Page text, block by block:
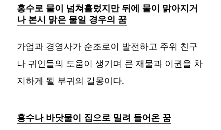
홍수로 물이 넘쳐흘렀지만 뒤에 물이 맑아지거
나 본시 맑은 물일 경우의 꿈
가업과 경영사가 순조로이 발전하고 주위 친구
나 귀인들의 도움이 생기며 큰 재물과 이권을 차
지하게 될 부귀의 길몽이다.
홍수나 바닷물이 집으로 밀려 들어온 꿈